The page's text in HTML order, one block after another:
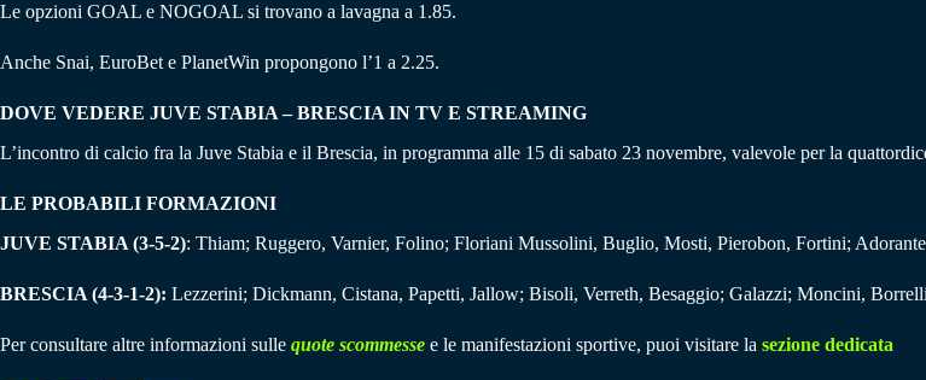
Le opzioni GOAL e NOGOAL si trovano a lavagna a 1.85.
Anche Snai, EuroBet e PlanetWin propongono l’1 a 2.25.
DOVE VEDERE JUVE STABIA – BRESCIA IN TV E STREAMING
L’incontro di calcio fra la Juve Stabia e il Brescia, in programma alle 15 di sabato 23 novembre, valevole per la
LE PROBABILI FORMAZIONI
JUVE STABIA (3-5-2): Thiam; Ruggero, Varnier, Folino; Floriani Mussolini, Buglio, Mosti, Pierobon, Fortini;
BRESCIA (4-3-1-2): Lezzerini; Dickmann, Cistana, Papetti, Jallow; Bisoli, Verreth, Besaggio; Galazzi; Moncini,
Per consultare altre informazioni sulle quote scommesse e le manifestazioni sportive, puoi visitare la sezione dedicata